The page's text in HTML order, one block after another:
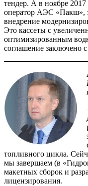
тендер. А в ноябре
оператор АЭС «Пакш»,
внедрение
Это кассеты с
оптимизированным
соглашение заключено
топливного цикла.
мы завершаем (в
макетных сборок и
лицензирования.